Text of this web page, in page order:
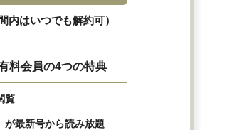
内はいつでも解約可）
料会員の4つの特典
覧
が最新号から読み放題